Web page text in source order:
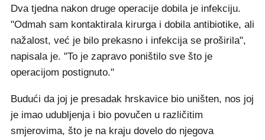
Dva tjedna nakon druge operacije dobila je infekciju.
"Odmah sam kontaktirala kirurga i dobila antibiotike, ali
nažalost, već je bilo prekasno i infekcija se proširila",
napisala je. "To je zapravo poništilo sve što je
operacijom postignuto."
Budući da joj je presadak hrskavice bio uništen, nos joj
je imao udubljenja i bio povučen u različitim
smjerovima, što je na kraju dovelo do njegova